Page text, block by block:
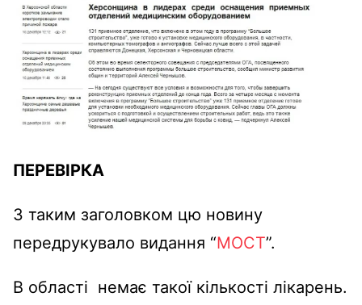
ПЕРЕВІРКА
З таким заголовком цю новину
передрукувало видання “МОСТ”.
В області немає такої кількості лікарень.